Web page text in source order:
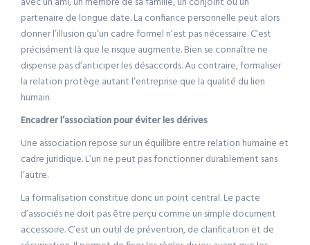
partenaire de longue date. La confiance personnelle peut alors
donner l’illusion qu’un cadre formel n’est pas nécessaire. C’est
précisément là que le risque augmente. Bien se connaître ne
dispense pas d’anticiper les désaccords. Au contraire, formaliser
la relation protège autant l’entreprise que la qualité du lien
humain.
Encadrer l’association pour éviter les dérives
Une association repose sur un équilibre entre relation humaine et
cadre juridique. L’un ne peut pas fonctionner durablement sans
l’autre.
La formalisation constitue donc un point central. Le pacte
d’associés ne doit pas être perçu comme un simple document
accessoire. C’est un outil de prévention, de clarification et de